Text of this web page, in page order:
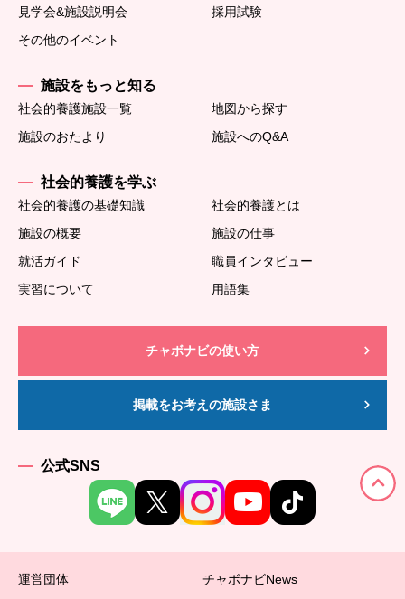
見学会&施設説明会
採用試験
その他のイベント
施設をもっと知る
社会的養護施設一覧
地図から探す
施設のおたより
施設へのQ&A
社会的養護を学ぶ
社会的養護の基礎知識
社会的養護とは
施設の概要
施設の仕事
就活ガイド
職員インタビュー
実習について
用語集
チャボナビの使い方
掲載をお考えの施設さま
公式SNS
運営団体 チャボナビNews